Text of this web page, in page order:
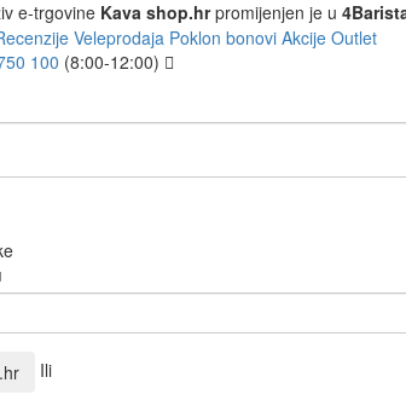
e-trgovine Kava shop.hrpromijenjen je u
Veleprodaja Poklon bonovi Akcije Outlet
100 (8:00-12:00)
Ili